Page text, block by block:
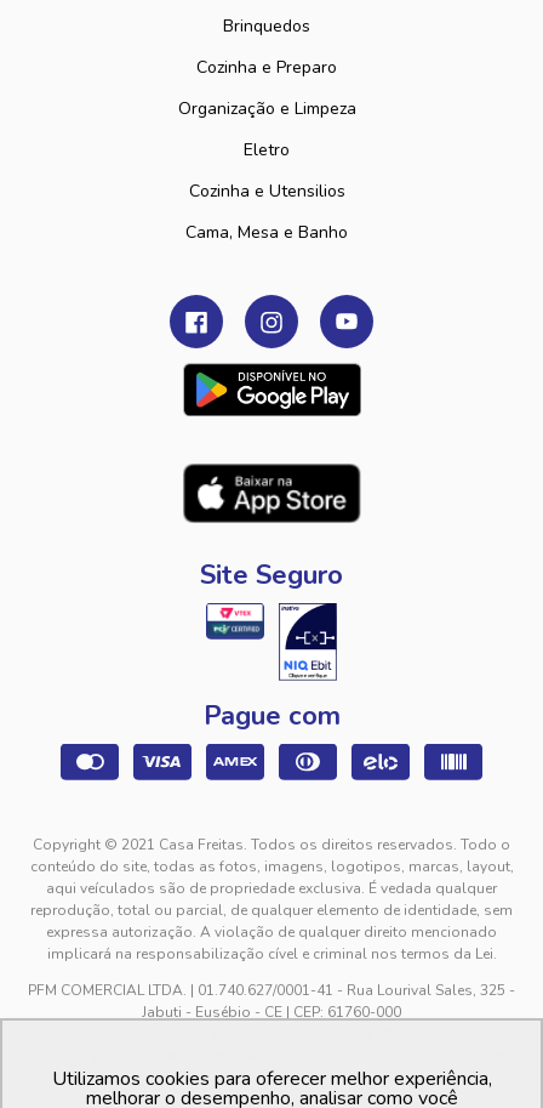
Brinquedos
Cozinha e Preparo
Organização e Limpeza
Eletro
Cozinha e Utensilios
Cama, Mesa e Banho
Site Seguro
Pague com
Copyright © 2021 Casa Freitas. Todos os direitos reservados. Todo o
conteúdo do site, todas as fotos, imagens, logotipos, marcas, layout,
aqui veículados são de propriedade exclusiva. É vedada qualquer
reprodução, total ou parcial, de qualquer elemento de identidade, sem
expressa autorização. A violação de qualquer direito mencionado
implicará na responsabilização cível e criminal nos termos da Lei.
PFM COMERCIAL LTDA. | 01.740.627/0001-41 - Rua Lourival Sales, 325 -
Jabuti - Eusébio - CE | CEP: 61760-000
feriados.
Utilizamos cookies para oferecer melhor experiência,
melhorar o desempenho, analisar como você